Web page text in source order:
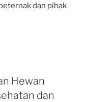
dan pihak
Hewan
dan